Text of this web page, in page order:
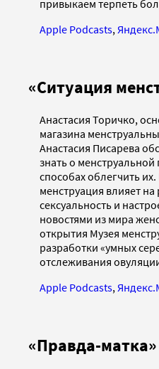
привыкаем терпеть
Apple Podcasts,
«Ситуация
Анастасия Торичко,
магазина
Анастасия Писарева
знать о менструальной
способах облегчить
менструация влияет
сексуальность и
новостями из мира
открытия Музея
разработки «умных
отслеживания
Apple Podcasts,
«Правда-матка»